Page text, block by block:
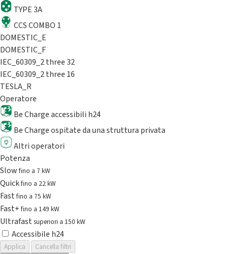
TYPE 3A
CCS COMBO 1
DOMESTIC_E
DOMESTIC_F
IEC_60309_2 three 32
IEC_60309_2 three 16
TESLA_R
Operatore
Be Charge accessibili h24
Be Charge ospitate da una struttura privata
Altri operatori
Potenza
Slowfino a 7 kW
Quickfino a 22 kW
Fastfino a 75 kW
Fast+fino a 149 kW
Ultrafast superiori a 150 kW
Accessibile h24
Applica
Cancella filtri